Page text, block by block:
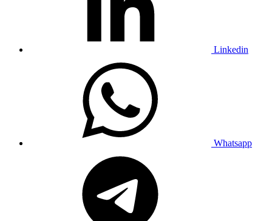
Linkedin
Whatsapp